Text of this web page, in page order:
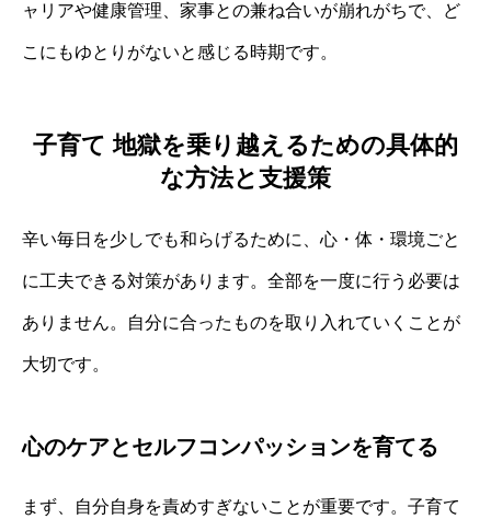
ャリアや健康管理、家事との兼ね合いが崩れがちで、ど
こにもゆとりがないと感じる時期です。
子育て 地獄を乗り越えるための具体的
な方法と支援策
辛い毎日を少しでも和らげるために、心・体・環境ごと
に工夫できる対策があります。全部を一度に行う必要は
ありません。自分に合ったものを取り入れていくことが
大切です。
心のケアとセルフコンパッションを育てる
まず、自分自身を責めすぎないことが重要です。子育て